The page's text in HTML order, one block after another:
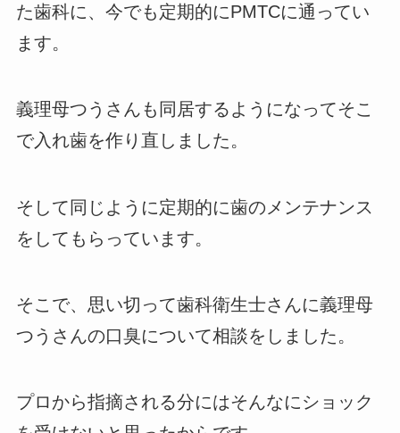
た歯科に、今でも定期的にPMTCに通ってい
ます。
義理母つうさんも同居するようになってそこ
で入れ歯を作り直しました。
そして同じように定期的に歯のメンテナンス
をしてもらっています。
そこで、思い切って歯科衛生士さんに義理母
つうさんの口臭について相談をしました。
プロから指摘される分にはそんなにショック